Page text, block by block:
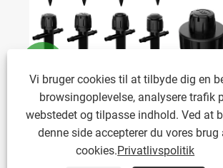
Hvordan forbedrer
Vi bruger cookies til at tilbyde dig en
browsingoplevelse, analysere trafik
webstedet og tilpasse indhold. Ved at
denne side accepterer du vores brug
cookies.Privatlivspolitik